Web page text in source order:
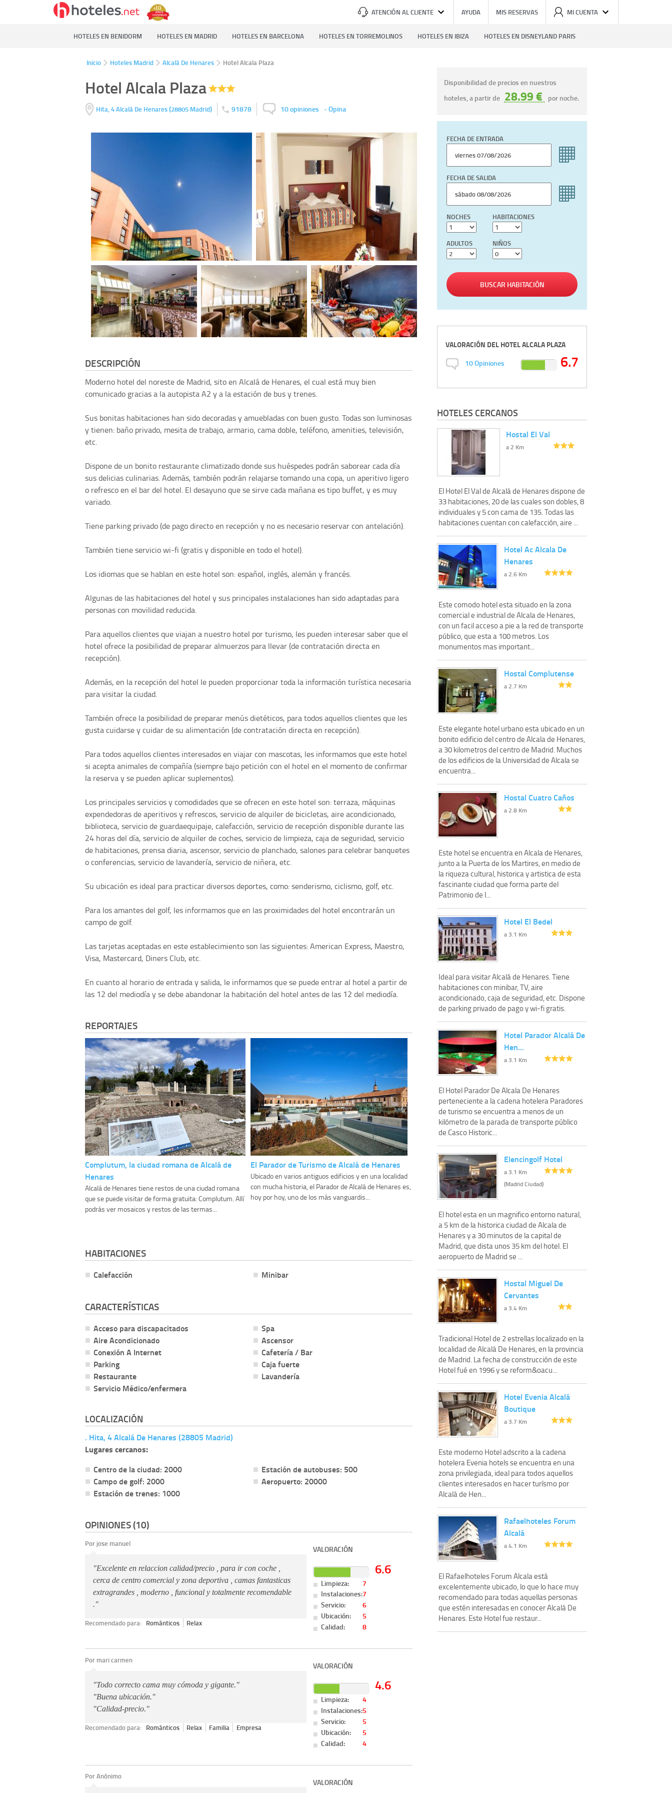
ATENCIÓN AL CLIENTE AYUDA MIS RESERVAS MI CUENTA
HOTELES EN BENIDORM HOTELES EN MADRID HOTELES EN BARCELONA HOTELES EN TORREMOLINOS HOTELES EN IBIZA HOTELES EN DISNEYLAND PARIS
Inicio Hoteles Madrid Alcalá De Henares Hotel Alcala Plaza
Hotel Alcala Plaza
Hita, 4Alcalá De Henares(28805 Madrid) 91878 10 opiniones -Opina
DESCRIPCIÓN
Moderno hotel del noreste de Madrid, sito en Alcalá de Henares, el cual está muy bien
comunicado gracias a la autopista A2 y a la estación de bus y trenes.
Sus bonitas habitaciones han sido decoradas y amuebladas con buen gusto. Todas son luminosas
y tienen: baño privado, mesita de trabajo, armario, cama doble, teléfono, amenities, televisión,
etc.
Dispone de un bonito restaurante climatizado donde sus huéspedes podrán saborear cada día
sus delicias culinarias. Además, también podrán relajarse tomando una copa, un aperitivo ligero
o refresco en el bar del hotel. El desayuno que se sirve cada mañana es tipo buffet, y es muy
variado.
Tiene parking privado (de pago directo en recepción y no es necesario reservar con antelación).
También tiene servicio wi-fi (gratis y disponible en todo el hotel).
Los idiomas que se hablan en este hotel son: español, inglés, alemán y francés.
Algunas de las habitaciones del hotel y sus principales instalaciones han sido adaptadas para
personas con movilidad reducida.
Para aquellos clientes que viajan a nuestro hotel por turismo, les pueden interesar saber que el
hotel ofrece la posibilidad de preparar almuerzos para llevar (de contratación directa en
recepción).
Además, en la recepción del hotel le pueden proporcionar toda la información turística necesaria
para visitar la ciudad.
También ofrece la posibilidad de preparar menús dietéticos, para todos aquellos clientes que les
gusta cuidarse y cuidar de su alimentación (de contratación directa en recepción).
Para todos aquellos clientes interesados en viajar con mascotas, les informamos que este hotel
si acepta animales de compañía (siempre bajo petición con el hotel en el momento de confirmar
la reserva y se pueden aplicar suplementos).
Los principales servicios y comodidades que se ofrecen en este hotel son: terraza, máquinas
expendedoras de aperitivos y refrescos, servicio de alquiler de bicicletas, aire acondicionado,
biblioteca, servicio de guardaequipaje, calefacción, servicio de recepción disponible durante las
24 horas del día, servicio de alquiler de coches, servicio de limpieza, caja de seguridad, servicio
de habitaciones, prensa diaria, ascensor, servicio de planchado, salones para celebrar banquetes
o conferencias, servicio de lavandería, servicio de niñera, etc.
Su ubicación es ideal para practicar diversos deportes, como: senderismo, ciclismo, golf, etc.
Para los amantes del golf, les informamos que en las proximidades del hotel encontrarán un
campo de golf.
Las tarjetas aceptadas en este establecimiento son las siguientes: American Express, Maestro,
Visa, Mastercard, Diners Club, etc.
En cuanto al horario de entrada y salida, le informamos que se puede entrar al hotel a partir de
las 12 del mediodía y se debe abandonar la habitación del hotel antes de las 12 del mediodía.
REPORTAJES
Complutum, la ciudad romana de Alcalá de
Henares
Alcalá de Henares tiene restos de una ciudad romana
que se puede visitar de forma gratuita: Complutum. Allí
podrás ver mosaicos y restos de las termas...
El Parador de Turismo de Alcalá de Henares
Ubicado en varios antiguos edificios y en una localidad
con mucha historia, el Parador de Alcalá de Henares es,
hoy por hoy, uno de los más vanguardis...
HABITACIONES
Calefacción Minibar
CARACTERÍSTICAS
Acceso para discapacitados
Aire Acondicionado
Conexión A Internet
Parking
Restaurante
Servicio Médico/enfermera
Spa
Ascensor
Cafetería / Bar
Caja fuerte
Lavandería
LOCALIZACIÓN
. Hita, 4 Alcalá De Henares (28805 Madrid)
Lugares cercanos:
Centro de la ciudad: 2000
Campo de golf: 2000
Estación de trenes: 1000
Estación de autobuses: 500
Aeropuerto: 20000
OPINIONES (10)
Por jose manuel
"Excelente en relaccion calidad/precio , para ir con coche ,
cerca de centro comercial y zona deportiva , camas fantasticas
extragrandes , moderno , funcional y totalmente recomendable
."
Recomendado para: Románticos Relax
VALORACIÓN
6.6
Limpieza:
7
Instalaciones:7
Servicio:
6
Ubicación:
5
Calidad:
8
Por mari carmen
"Todo correcto cama muy cómoda y gigante."
"Buena ubicación."
"Calidad-precio."
Recomendado para: Románticos Relax Familia Empresa
VALORACIÓN
4.6
Limpieza:
4
Instalaciones:5
Servicio:
5
Ubicación:
5
Calidad:
4
Por Anónimo
VALORACIÓN
Disponibilidad de precios en nuestros
hoteles, a partir de 28.99 € por noche.
FECHA DE ENTRADA
FECHA DE SALIDA
NOCHES HABITACIONES
ADULTOS NIÑOS
BUSCAR HABITACIÓN
VALORACIÓN DELHOTEL ALCALA PLAZA
10Opiniones 6.7
HOTELES CERCANOS
Hostal El Val
a 2 Km
El Hotel El Val de Alcalá de Henares dispone de
33 habitaciones, 20 de las cuales son dobles, 8
individuales y 5 con cama de 135. Todas las
habitaciones cuentan con calefacción, aire ...
Hotel Ac Alcala De
Henares
a 2.6 Km
Este comodo hotel esta situado en la zona
comercial e industrial de Alcala de Henares,
con un facil acceso a pie a la red de transporte
público, que esta a 100 metros. Los
monumentos mas important...
Hostal Complutense
a 2.7 Km
Este elegante hotel urbano esta ubicado en un
bonito edificio del centro de Alcala de Henares,
a 30 kilometros del centro de Madrid. Muchos
de los edificios de la Universidad de Alcala se
encuentra...
Hostal Cuatro Caños
a 2.8 Km
Este hotel se encuentra en Alcala de Henares,
junto a la Puerta de los Martires, en medio de
la riqueza cultural, historica y artistica de esta
fascinante ciudad que forma parte del
Patrimonio de l...
Hotel El Bedel
a 3.1 Km
Ideal para visitar Alcalá de Henares. Tiene
habitaciones con minibar, TV, aire
acondicionado, caja de seguridad, etc. Dispone
de parking privado de pago y wi-fi gratis.
Hotel Parador Alcalá De
Hen…
a 3.1 Km
El Hotel Parador De Alcala De Henares
perteneciente a la cadena hotelera Paradores
de turismo se encuentra a menos de un
kilómetro de la parada de transporte público
de Casco Historic...
Elencingolf Hotel
a 3.1 Km
(Madrid Ciudad)
El hotel esta en un magnifico entorno natural,
a 5 km de la historica ciudad de Alcala de
Henares y a 30 minutos de la capital de
Madrid, que dista unos 35 km del hotel. El
aeropuerto de Madrid se ...
Hostal Miguel De
Cervantes
a 3.4 Km
Tradicional Hotel de 2 estrellas localizado en la
localidad de Alcalá De Henares, en la provincia
de Madrid. La fecha de construcción de este
Hotel fué en 1996 y se reform&oacu...
Hotel Evenia Alcalá
Boutique
a 3.7 Km
Este moderno Hotel adscrito a la cadena
hotelera Evenia hotels se encuentra en una
zona privilegiada, ideal para todos aquellos
clientes interesados en hacer turísmo por
Alcalá de Hen...
Rafaelhoteles Forum
Alcalá
a 4.1 Km
El Rafaelhoteles Forum Alcala está
excelentemente ubicado, lo que lo hace muy
recomendado para todas aquellas personas
que estén interesadas en conocer Alcalá De
Henares. Este Hotel fue restaur...